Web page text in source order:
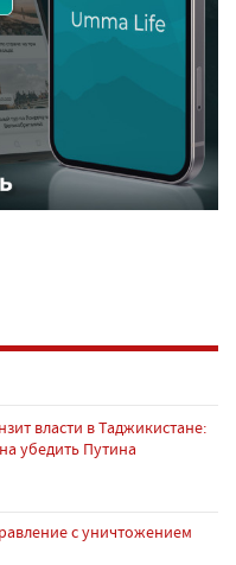
власти в Таджикистане:
убедить Путина
с уничтожением